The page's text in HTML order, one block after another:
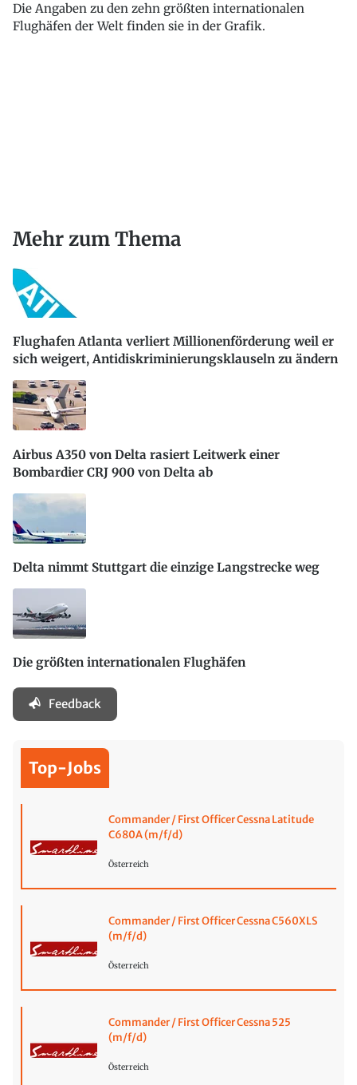
Die Angaben zu den zehn größten internationalen
Flughäfen der Welt finden sie in der Grafik.
Mehr zum Thema
Flughafen Atlanta verliert Millionenförderung weil er
sich weigert, Antidiskriminierungsklauseln zu ändern
Airbus A350 von Delta rasiert Leitwerk einer
Bombardier CRJ 900 von Delta ab
Delta nimmt Stuttgart die einzige Langstrecke weg
Die größten internationalen Flughäfen
Feedback
Top-Jobs
Commander / First Officer Cessna Latitude
C680A (m/f/d)
Österreich
Commander / First Officer Cessna C560XLS
(m/f/d)
Österreich
Commander / First Officer Cessna 525
(m/f/d)
Österreich